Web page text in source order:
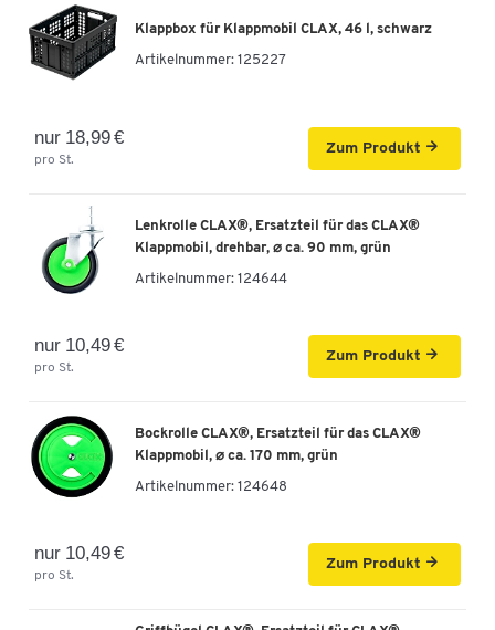
Klappbox für Klappmobil CLAX, 46 l, schwarz
Artikelnummer: 125227
nur 18,99 €
pro St.
Zum Produkt
Lenkrolle CLAX®, Ersatzteil für das CLAX®
Klappmobil, drehbar, ⌀ ca. 90 mm, grün
Artikelnummer: 124644
nur 10,49 €
pro St.
Zum Produkt
Bockrolle CLAX®, Ersatzteil für das CLAX®
Klappmobil, ⌀ ca. 170 mm, grün
Artikelnummer: 124648
nur 10,49 €
pro St.
Zum Produkt